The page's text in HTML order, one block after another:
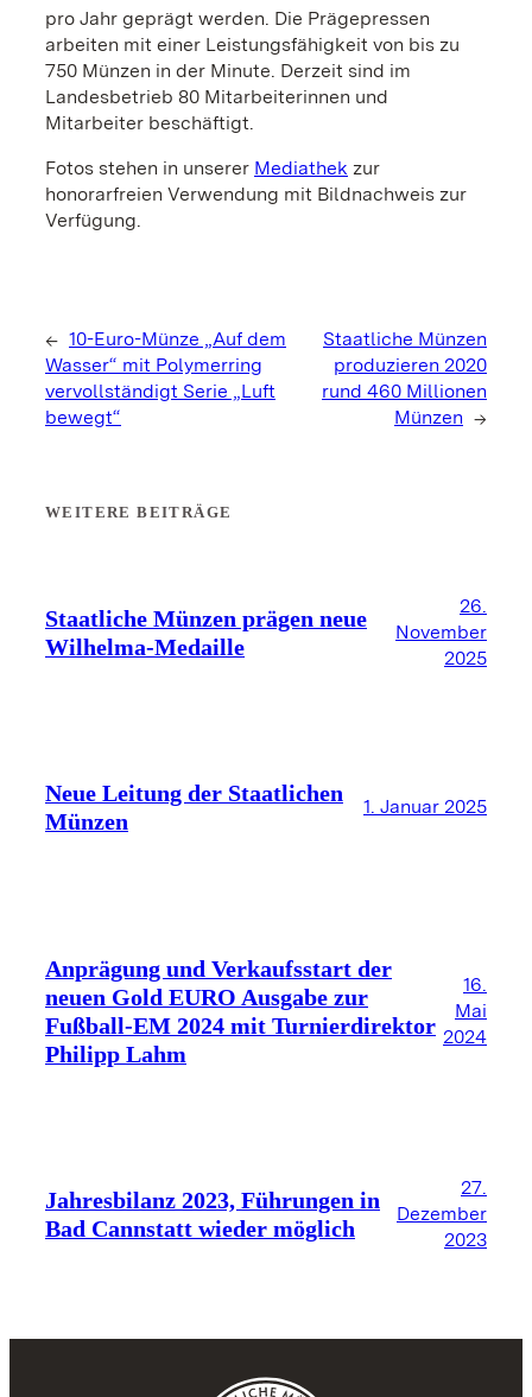
pro Jahr geprägt werden. Die Prägepressen
arbeiten mit einer Leistungsfähigkeit von bis zu
750 Münzen in der Minute. Derzeit sind im
Landesbetrieb 80 Mitarbeiterinnen und
Mitarbeiter beschäftigt.
Fotos stehen in unserer Mediathek zur
honorarfreien Verwendung mit Bildnachweis zur
Verfügung.
← 10-Euro-Münze „Auf dem
Wasser“ mit Polymerring
vervollständigt Serie „Luft
bewegt“
Staatliche Münzen
produzieren 2020
rund 460 Millionen
Münzen →
WEITERE BEITRÄGE
Staatliche Münzen prägen neue
Wilhelma-Medaille
26.
November
2025
Neue Leitung der Staatlichen
Münzen
1. Januar 2025
Anprägung und Verkaufsstart der
neuen Gold EURO Ausgabe zur
Fußball-EM 2024 mit Turnierdirektor
Philipp Lahm
16.
Mai
2024
Jahresbilanz 2023, Führungen in
Bad Cannstatt wieder möglich
27.
Dezember
2023